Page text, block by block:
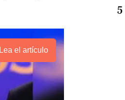
Lea el artículo